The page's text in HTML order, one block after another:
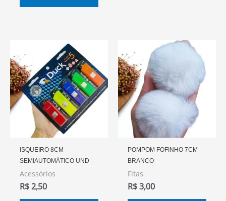
ISQUEIRO 8CM
SEMIAUTOMÁTICO UND
Acessórios
R$2,50
POMPOM FOFINHO 7CM
BRANCO
Fitas
R$3,00